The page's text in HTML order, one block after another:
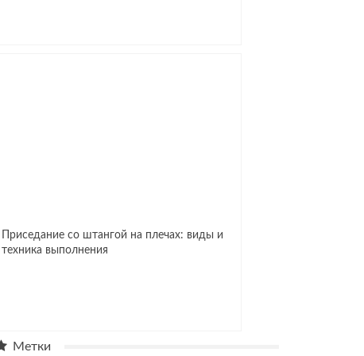
Приседание со штангой на плечах: виды и
техника выполнения
Метки